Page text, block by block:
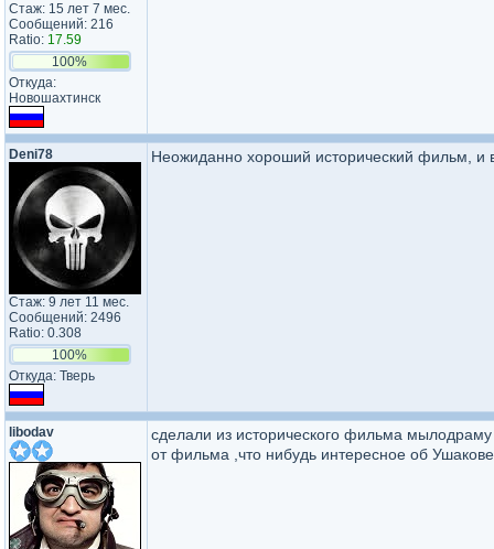
Стаж: 15 лет 7 мес.
Сообщений: 216
Ratio: 17.59
100%
Откуда:
Новошахтинск
Deni78
Стаж: 9 лет 11 мес.
Сообщений: 2496
Ratio: 0.308
100%
Откуда: Тверь
Неожиданно хороший исторический фильм, и
libodav
сделали из исторического фильма
от фильма ,что нибудь интересное об